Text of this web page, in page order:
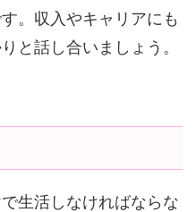
。収入やキャリアにも
と話し合いましょう。
生活しなければならな